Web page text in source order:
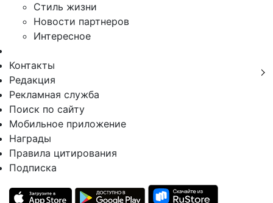
Стиль жизни
Новости партнеров
Интересное
Контакты
Редакция
Рекламная служба
Поиск по сайту
Мобильное приложение
Награды
Правила цитирования
Подписка